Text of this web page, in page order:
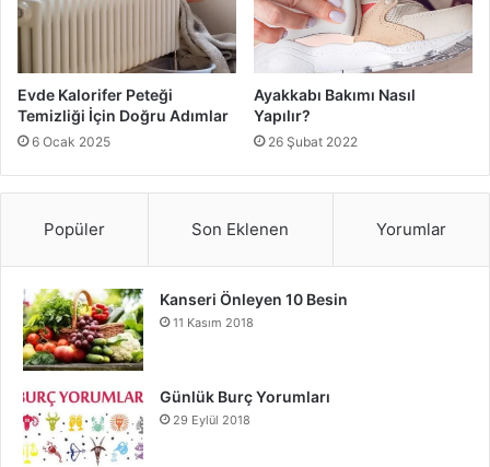
Evde Kalorifer Peteği
Temizliği İçin Doğru Adımlar
6 Ocak 2025
Ayakkabı Bakımı Nasıl
Yapılır?
26 Şubat 2022
Popüler Son Eklenen Yorumlar
Kanseri Önleyen 10 Besin
11 Kasım 2018
Günlük Burç Yorumları
29 Eylül 2018